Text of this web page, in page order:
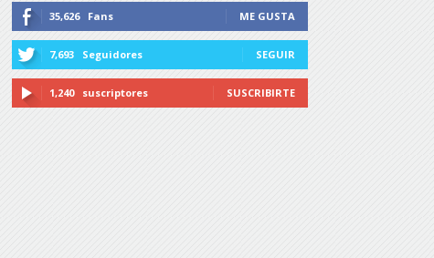
35,626 Fans ME GUSTA
7,693 Seguidores SEGUIR
1,240 suscriptores SUSCRIBIRTE